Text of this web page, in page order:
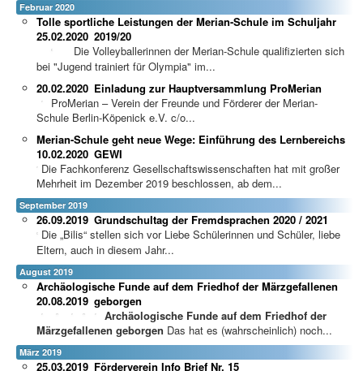
Februar 2020
Tolle sportliche Leistungen der Merian-Schule im Schuljahr
2019/20
25.02.2020
Die Volleyballerinnen der Merian-Schule qualifizierten sich
bei "Jugend trainiert für Olympia" im...
Einladung zur Hauptversammlung ProMerian
20.02.2020
ProMerian – Verein der Freunde und Förderer der Merian-
Schule Berlin-Köpenick e.V. c/o...
Merian-Schule geht neue Wege: Einführung des Lernbereichs
GEWI
10.02.2020
Die Fachkonferenz Gesellschaftswissenschaften hat mit großer
Mehrheit im Dezember 2019 beschlossen, ab dem...
September 2019
Grundschultag der Fremdsprachen 2020 / 2021
26.09.2019
Die „Bilis“ stellen sich vor Liebe Schülerinnen und Schüler, liebe
Eltern, auch in diesem Jahr...
August 2019
Archäologische Funde auf dem Friedhof der Märzgefallenen
geborgen
20.08.2019
Archäologische Funde auf dem Friedhof der
Märzgefallenen geborgen Das hat es (wahrscheinlich) noch...
März 2019
Förderverein Info Brief Nr. 15
25.03.2019